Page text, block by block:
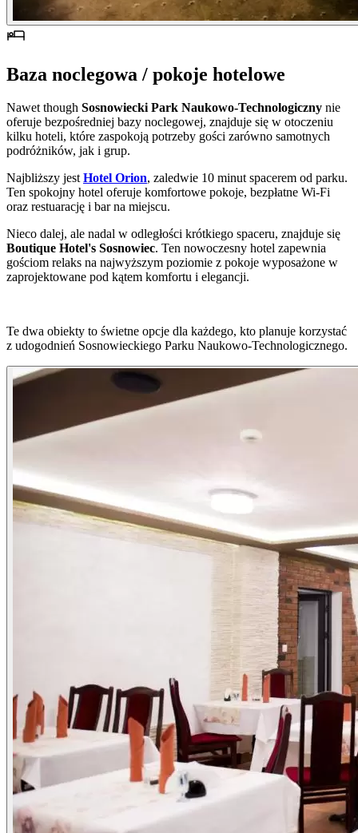
Baza noclegowa / pokoje hotelowe
Nawet though Sosnowiecki Park Naukowo-Technologiczny nie
oferuje bezpośredniej bazy noclegowej, znajduje się w otoczeniu
kilku hoteli, które zaspokoją potrzeby gości zarówno samotnych
podróżników, jak i grup.
Najbliższy jestHotel Orion, zaledwie 10 minut spacerem od parku.
Ten spokojny hotel oferuje komfortowe pokoje, bezpłatne Wi-Fi
oraz restuarację i bar na miejscu.
Nieco dalej, ale nadal w odległości krótkiego spaceru, znajduje się
Boutique Hotel's Sosnowiec. Ten nowoczesny hotel zapewnia
gościom relaks na najwyższym poziomie z pokoje wyposażone w
zaprojektowane pod kątem komfortu i elegancji.
Te dwa obiekty to świetne opcje dla każdego, kto planuje korzystać
z udogodnień Sosnowieckiego Parku Naukowo-Technologicznego.